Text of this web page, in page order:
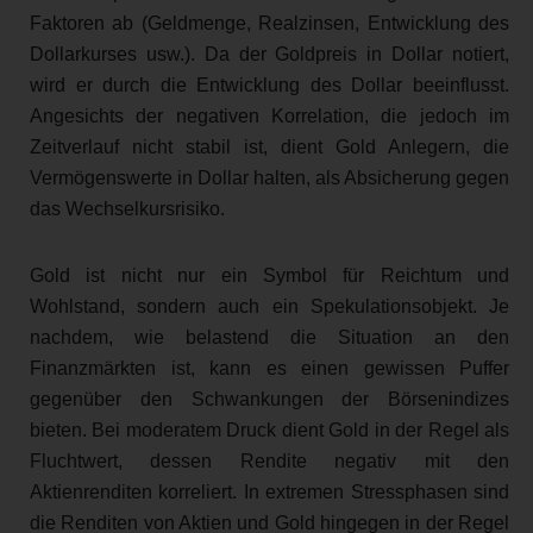
Faktoren ab (Geldmenge, Realzinsen, Entwicklung des
Dollarkurses usw.). Da der Goldpreis in Dollar notiert,
wird er durch die Entwicklung des Dollar beeinflusst.
Angesichts der negativen Korrelation, die jedoch im
Zeitverlauf nicht stabil ist, dient Gold Anlegern, die
Vermögenswerte in Dollar halten, als Absicherung gegen
das Wechselkursrisiko.
Gold ist nicht nur ein Symbol für Reichtum und
Wohlstand, sondern auch ein Spekulationsobjekt. Je
nachdem, wie belastend die Situation an den
Finanzmärkten ist, kann es einen gewissen Puffer
gegenüber den Schwankungen der Börsenindizes
bieten. Bei moderatem Druck dient Gold in der Regel als
Fluchtwert, dessen Rendite negativ mit den
Aktienrenditen korreliert. In extremen Stressphasen sind
die Renditen von Aktien und Gold hingegen in der Regel